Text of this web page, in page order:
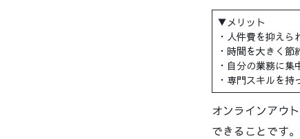
▼メリット
・人件費を抑えら
・時間を大きく節
・自分の業務に集
・専門スキルを持
オンラインアウ
できることです